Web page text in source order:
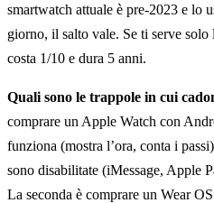
smartwatch attuale è pre-2023 e lo
giorno, il salto vale. Se ti serve solo
costa 1/10 e dura 5 anni.
Quali sono le trappole in cui
comprare un Apple Watch con
funziona (mostra l’ora, conta i
sono disabilitate (iMessage, Apple
La seconda è comprare un Wear